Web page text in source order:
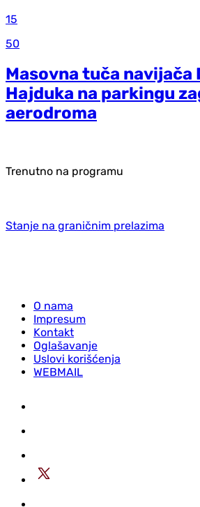
15
50
Masovna tuča navijača
Hajduka na parkingu
aerodroma
Trenutno na programu
Stanje na graničnim prelazima
O nama
Impresum
Kontakt
Oglašavanje
Uslovi korišćenja
WEBMAIL